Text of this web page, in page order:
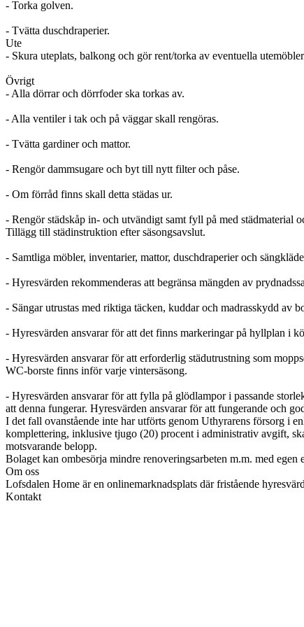
- Torka golven.
- Tvätta duschdraperier.
Ute
- Skura uteplats, balkong och gör rent/torka av eventuella
Övrigt
- Alla dörrar och dörrfoder ska torkas av.
- Alla ventiler i tak och på väggar skall rengöras.
- Tvätta gardiner och mattor.
- Rengör dammsugare och byt till nytt filter och påse.
- Om förråd finns skall detta städas ur.
- Rengör städskåp in- och utvändigt samt fyll på med städmaterial
Tillägg till städinstruktion efter säsongsavslut.
- Samtliga möbler, inventarier, mattor, duschdraperier och
- Hyresvärden rekommenderas att begränsa mängden av
- Sängar utrustas med riktiga täcken, kuddar och madrasskydd av
- Hyresvärden ansvarar för att det finns markeringar på hyllplan i
- Hyresvärden ansvarar för att erforderlig städutrustning som
WC-borste finns inför varje vintersäsong.
- Hyresvärden ansvarar för att fylla på glödlampor i passande
att denna fungerar. Hyresvärden ansvarar för att fungerande och
I det fall ovanstående inte har utförts genom Uthyrarens försorg i
komplettering, inklusive tjugo (20) procent i administrativ avgift,
motsvarande belopp.
Bolaget kan ombesörja mindre renoveringsarbeten m.m. med egen
Om oss
Lofsdalen Home är en onlinemarknadsplats där fristående
Kontakt